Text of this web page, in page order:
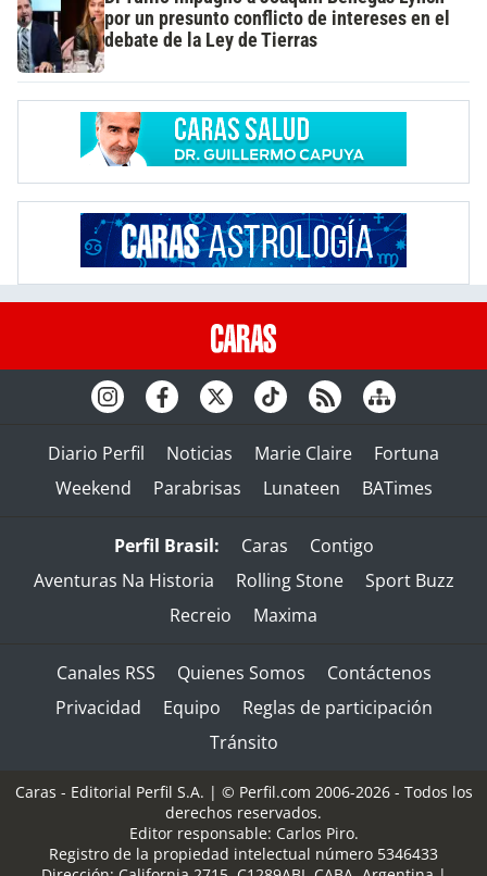
por un presunto conflicto de intereses en el
debate de la Ley de Tierras
Diario Perfil Noticias Marie Claire
Fortuna
Weekend
Parabrisas Lunateen BATimes
Perfil Brasil: Caras
Contigo
Aventuras Na Historia
Rolling Stone
Sport Buzz
Recreio
Maxima
Canales RSS Quienes Somos
Contáctenos
Privacidad
Equipo
Reglas de participación
Tránsito
Caras - Editorial Perfil S.A. | © Perfil.com 2006-2026 - Todos los
derechos reservados.
Editor responsable: Carlos Piro.
Registro de la propiedad intelectual número 5346433